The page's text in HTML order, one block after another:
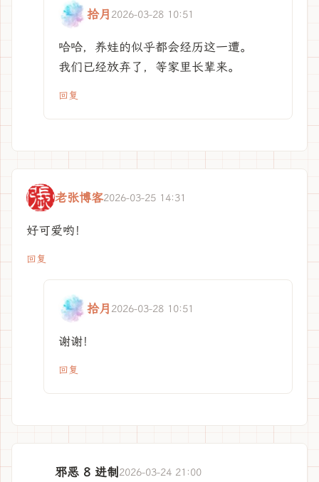
拾月 2026-03-28 10:51
哈哈，养娃的似乎都会经历这一遭。
我们已经放弃了，等家里长辈来。
回复
老张博客2026-03-25 14:31
好可爱哟！
回复
拾月 2026-03-28 10:51
谢谢！
回复
邪恶 8 进制 2026-03-24 21:00